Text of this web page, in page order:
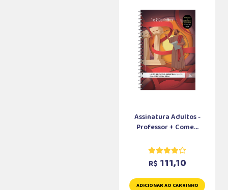
Assinatura Adultos -
Professor + Come...
R$ 111,10
ADICIONAR AO CARRINHO